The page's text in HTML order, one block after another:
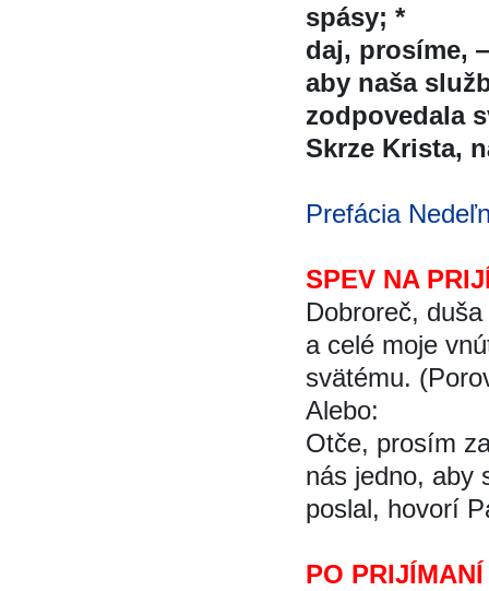
spásy; *
daj, prosíme,
aby naša
zodpovedala
Skrze Krista,
Prefácia
SPEV NA
Dobroreč,
a celé moje
svätému.
Alebo:
Otče, prosím
nás jedno, aby
poslal, hovorí
PO PRIJÍMANÍ